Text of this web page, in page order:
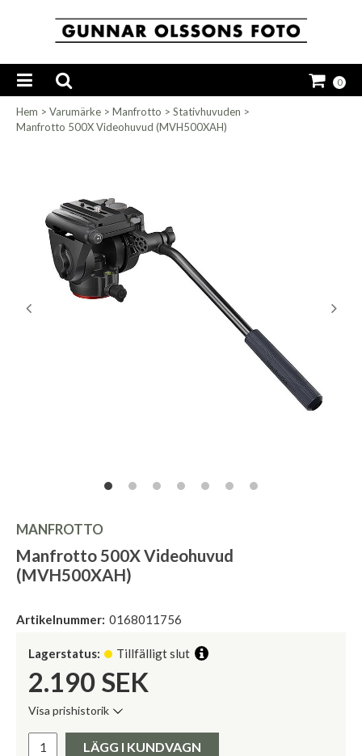
0
Hem > Varumärke > Manfrotto > Stativhuvuden >
Manfrotto 500X Videohuvud (MVH500XAH)
MANFROTTO
Manfrotto 500X Videohuvud
(MVH500XAH)
Artikelnummer: 0168011756
Lagerstatus: Tillfälligt slut
2.190 SEK
Visa prishistorik
Pris:
LÄGG I KUNDVAGN